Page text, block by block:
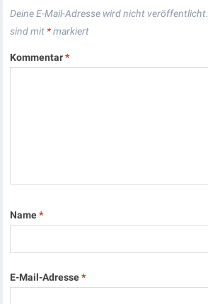
Deine E-Mail-Adresse wird nicht veröffentlicht.
sind mit *markiert
Kommentar*
Name*
E-Mail-Adresse*